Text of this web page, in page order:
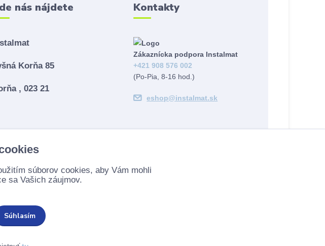
nás nájdete
Korňa 85
, 023 21
Kontakty
Zákaznícka podpora Instalmat
+421 908 576 002
(Po-Pia, 8-16 hod.)
eshop@instalmat.sk
súborov cookies, aby Vám mohli
sa Vašich záujmov.
Súhlasím